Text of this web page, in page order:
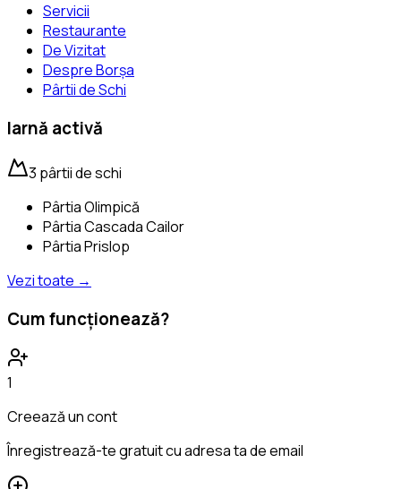
Servicii
Restaurante
De Vizitat
Despre Borșa
Pârtii de Schi
Iarnă activă
3 pârtii de schi
Pârtia Olimpică
Pârtia Cascada Cailor
Pârtia Prislop
Vezi toate →
Cum funcționează?
1
Creează un cont
Înregistrează-te gratuit cu adresa ta de email